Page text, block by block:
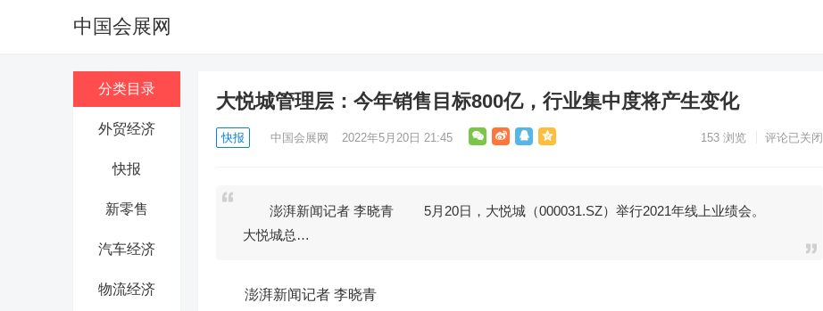
中国会展网
分类目录
外贸经济
快报
新零售
汽车经济
物流经济
大悦城管理层：今年销售目标800亿，行业集中度将产生变化
快报 中国会展网 2022年5月20日 21:45 153 浏览 评论已关闭
澎湃新闻记者 李晓青 5月20日，大悦城（000031.SZ）举行2021年线上业绩会。
大悦城总…
澎湃新闻记者 李晓青